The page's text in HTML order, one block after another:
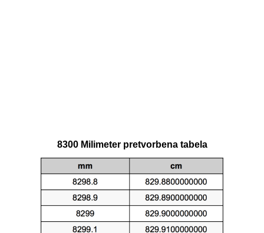
8300 Milimeter pretvorbena tabela